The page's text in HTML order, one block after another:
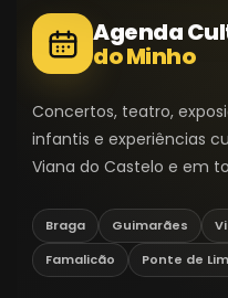
Agenda
do Minho
Concertos, teatro,
infantis e experiências
Viana do Castelo e em
Braga Guimarães
Famalicão
Ponte de